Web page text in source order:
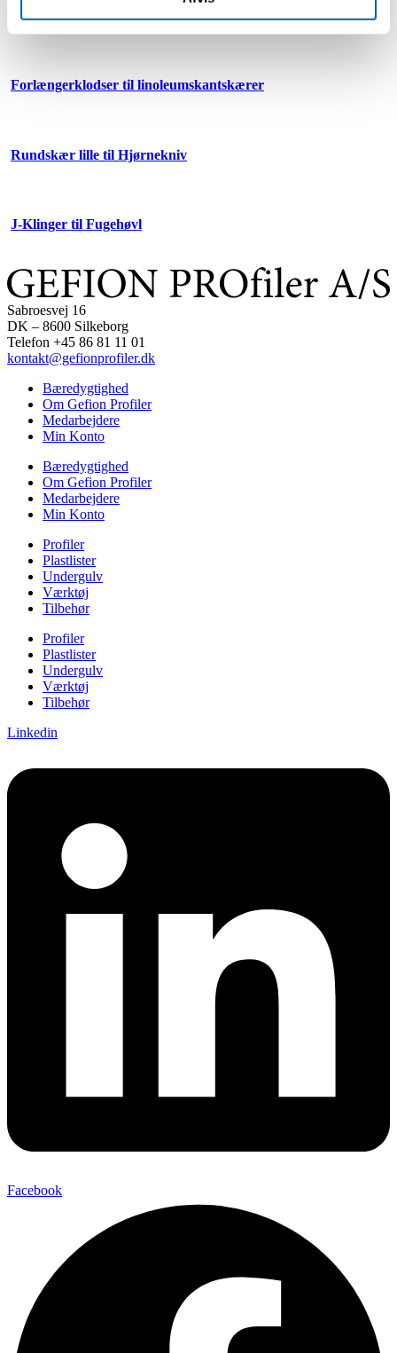
Klinge til Stangridser/Ridsesko
Forlængerklodser til linoleumskantskærer
Rundskær lille til Hjørnekniv
J-Klinger til Fugehøvl
Sabroesvej 16
DK – 8600 Silkeborg
Telefon +45 86 81 11 01
kontakt@gefionprofiler.dk
Bæredygtighed
Om Gefion Profiler
Medarbejdere
Min Konto
Bæredygtighed
Om Gefion Profiler
Medarbejdere
Min Konto
Profiler
Plastlister
Undergulv
Værktøj
Tilbehør
Profiler
Plastlister
Undergulv
Værktøj
Tilbehør
Linkedin
Facebook